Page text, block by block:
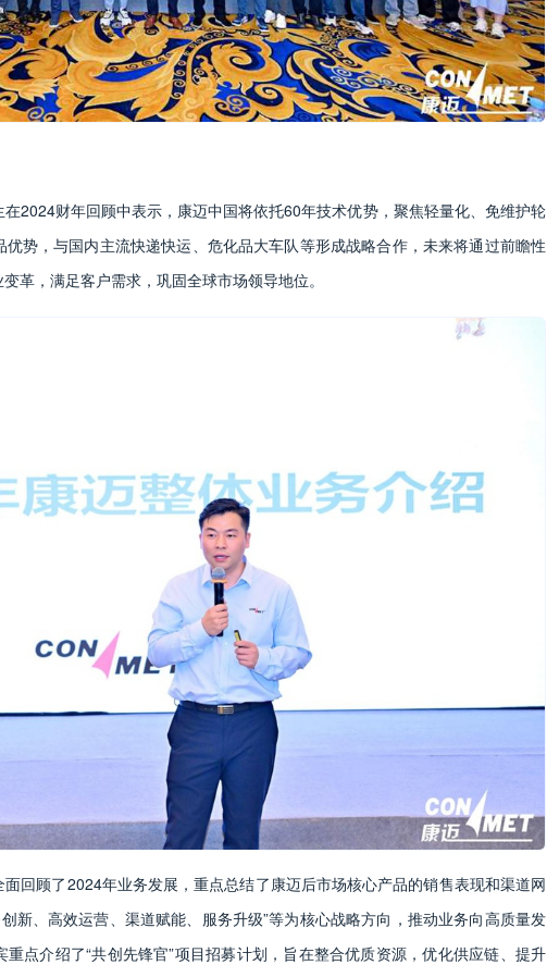
2024财年回顾中表示，康迈中国将依托60年技术优势，聚焦轻量化、免维护轮
势，与国内主流快递快运、危化品大车队等形成战略合作，未来将通过前瞻性
革，满足客户需求，巩固全球市场领导地位。
回顾了2024年业务发展，重点总结了康迈后市场核心产品的销售表现和渠道网
新、高效运营、渠道赋能、服务升级”等为核心战略方向，推动业务向高质量发
点介绍了“共创先锋官”项目招募计划，旨在整合优质资源，优化供应链、提升